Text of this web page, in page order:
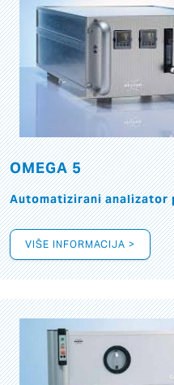
OMEGA 5
Automatizirani analizator
VIŠE INFORMACIJA >